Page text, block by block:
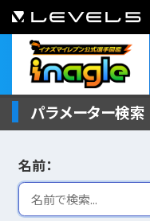
パラメーター検索
名前：